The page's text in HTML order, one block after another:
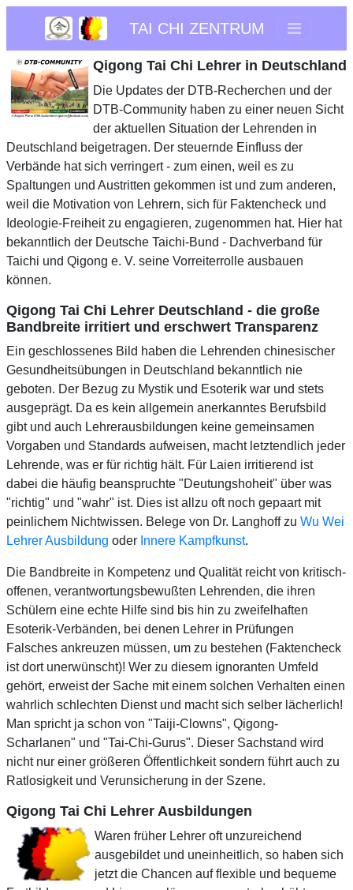
TAI CHI ZENTRUM
Qigong Tai Chi Lehrer in Deutschland
Die Updates der DTB-Recherchen und der
DTB-Community haben zu einer neuen Sicht
der aktuellen Situation der Lehrenden in
Deutschland beigetragen. Der steuernde Einfluss der
Verbände hat sich verringert - zum einen, weil es zu
Spaltungen und Austritten gekommen ist und zum anderen,
weil die Motivation von Lehrern, sich für Faktencheck und
Ideologie-Freiheit zu engagieren, zugenommen hat. Hier hat
bekanntlich der Deutsche Taichi-Bund - Dachverband für
Taichi und Qigong e. V. seine Vorreiterrolle ausbauen
können.
Qigong Tai Chi Lehrer Deutschland - die große
Bandbreite irritiert und erschwert Transparenz
Ein geschlossenes Bild haben die Lehrenden chinesischer
Gesundheitsübungen in Deutschland bekanntlich nie
geboten. Der Bezug zu Mystik und Esoterik war und stets
ausgeprägt. Da es kein allgemein anerkanntes Berufsbild
gibt und auch Lehrerausbildungen keine gemeinsamen
Vorgaben und Standards aufweisen, macht letztendlich jeder
Lehrende, was er für richtig hält. Für Laien irritierend ist
dabei die häufig beanspruchte "Deutungshoheit" über was
"richtig" und "wahr" ist. Dies ist allzu oft noch gepaart mit
peinlichem Nichtwissen. Belege von Dr. Langhoff zu Wu Wei
Lehrer Ausbildung oder Innere Kampfkunst.
Die Bandbreite in Kompetenz und Qualität reicht von kritisch-
offenen, verantwortungsbewußten Lehrenden, die ihren
Schülern eine echte Hilfe sind bis hin zu zweifelhaften
Esoterik-Verbänden, bei denen Lehrer in Prüfungen
Falsches ankreuzen müssen, um zu bestehen (Faktencheck
ist dort unerwünscht)! Wer zu diesem ignoranten Umfeld
gehört, erweist der Sache mit einem solchen Verhalten einen
wahrlich schlechten Dienst und macht sich selber lächerlich!
Man spricht ja schon von "Taiji-Clowns", Qigong-
Scharlanen" und "Tai-Chi-Gurus". Dieser Sachstand wird
nicht nur einer größeren Öffentlichkeit sondern führt auch zu
Ratlosigkeit und Verunsicherung in der Szene.
Qigong Tai Chi Lehrer Ausbildungen
Waren früher Lehrer oft unzureichend
ausgebildet und uneinheitlich, so haben sich
jetzt die Chancen auf flexible und bequeme